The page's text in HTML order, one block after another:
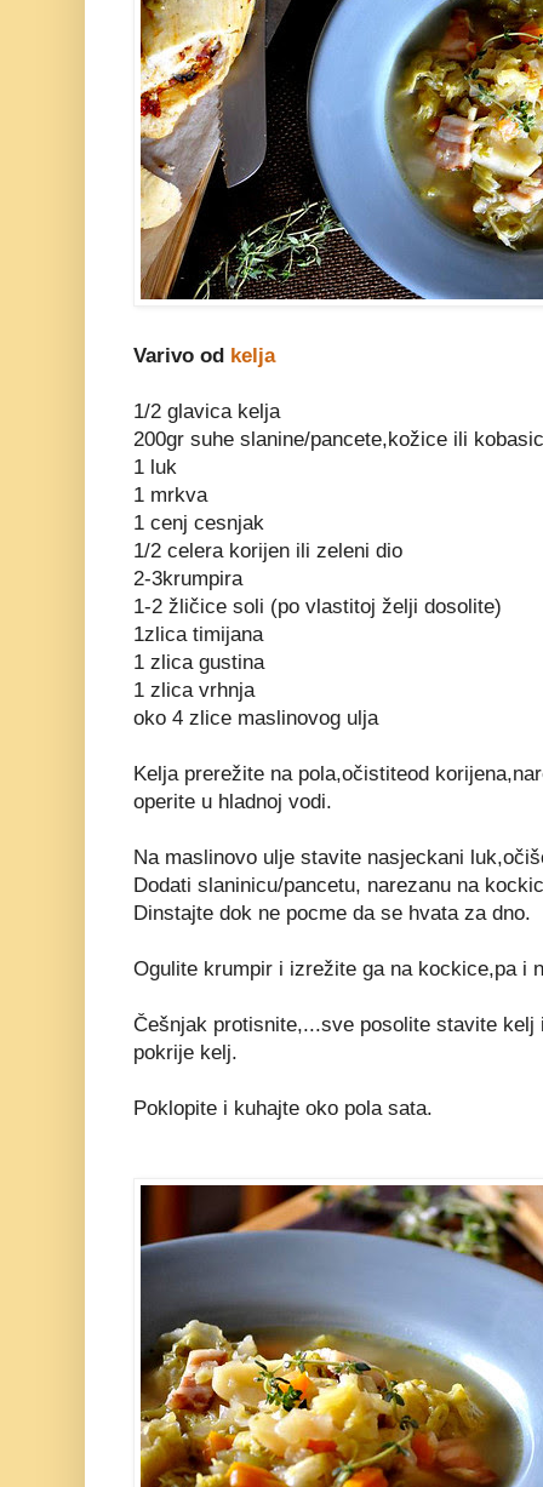
Varivo od kelja
1/2 glavica kelja
200gr suhe slanine/pancete,kožice ili
1 luk
1 mrkva
1 cenj cesnjak
1/2 celera korijen ili zeleni dio
2-3krumpira
1-2 žličice soli (po vlastitoj želji dosolite)
1zlica timijana
1 zlica gustina
1 zlica vrhnja
oko 4 zlice maslinovog ulja
Kelja prerežite na pola,očistiteod
operite u hladnoj vodi.
Na maslinovo ulje stavite nasjeckani
Dodati slaninicu/pancetu, narezanu na
Dinstajte dok ne pocme da se hvata za dno.
Ogulite krumpir i izrežite ga na kockice,pa i
Češnjak protisnite,...sve posolite stavite kelj
pokrije kelj.
Poklopite i kuhajte oko pola sata.